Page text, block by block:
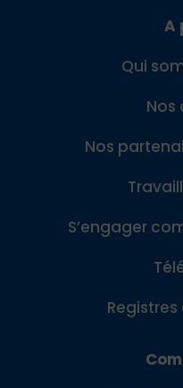
A
Qui
Nos
Nos
S’engager